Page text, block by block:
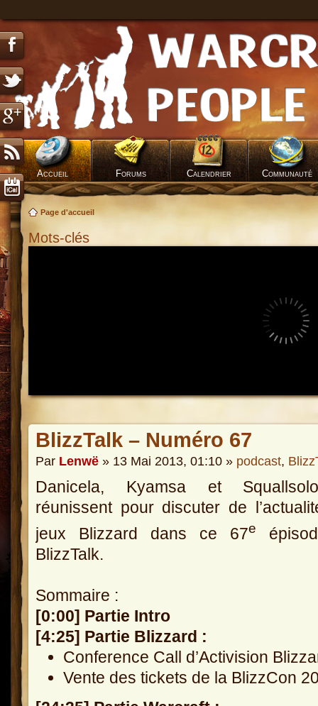
Accueil Forums Calendrier Communauté
Page d'accueil
Mots-clés
BlizzTalk – Numéro 67
Par Lenwë » 13 Mai 2013, 01:10 » podcast,
Danicela, Kyamsa et
réunissent pour discuter de
jeux Blizzard dans ce 67e
BlizzTalk.
Sommaire :
[0:00] Partie Intro
[4:25] Partie Blizzard :
Conference Call d’Activision
Vente des tickets de la BlizzCon